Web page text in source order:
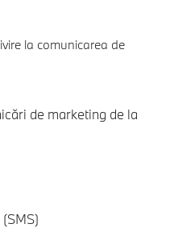
la comunicarea de
de marketing de la